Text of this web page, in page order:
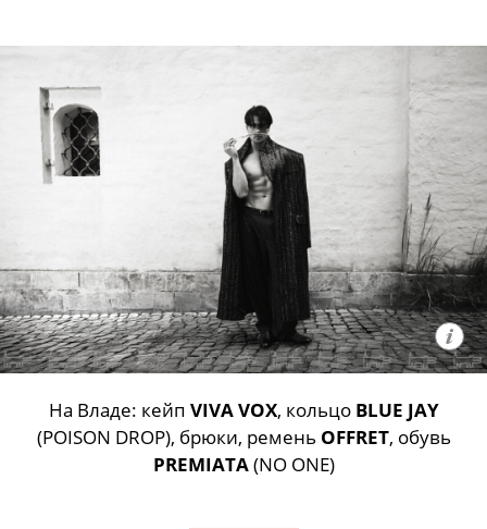
На Владе: кейп VIVA VOX, кольцо BLUE JAY
(POISON DROP), брюки, ремень OFFRET, обувь
PREMIATA(NO ONE)